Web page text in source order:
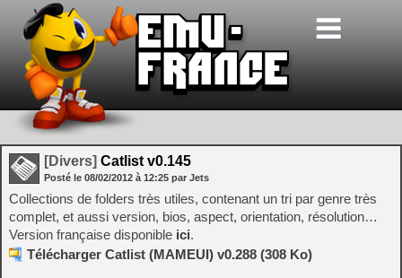
[Divers] Catlist v0.145
Posté le 08/02/2012 à 12:25 par Jets
Collections de folders très utiles, contenant un tri par genre très
complet, et aussi version, bios, aspect, orientation, résolution…
Version française disponible ici.
Télécharger Catlist (MAMEUI) v0.288 (308 Ko)